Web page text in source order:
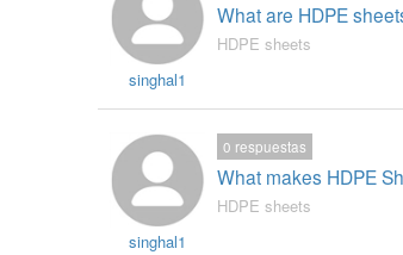
singhal1
What are HDPE
HDPE sheets
singhal1
What makes HDPE
0 respuestas
HDPE sheets